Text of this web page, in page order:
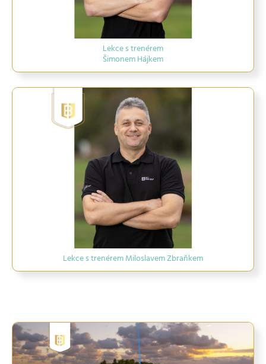
Lekce s trenérem
Šimonem Hájkem
Lekce s trenérem Miloslavem Zbraňkem